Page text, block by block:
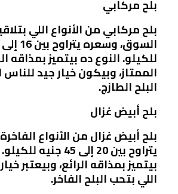
بلح مركابي
بلح مركابي من الأنواع اللي
للكيلو. النوع ده بيتميز بمذاقه
الممتاز، وبيكون خيار جيد
البلح الطازج.
بلح أبيض غزال
بلح أبيض غزال من الأنواع
يتراوح بين 20 إلى 45
بيتميز بمذاقه الرائع، وبيعتبر
اللي بتحب البلح الفاخر.